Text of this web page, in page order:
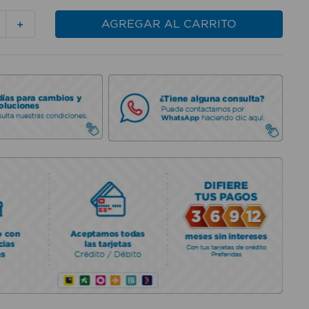
＋ AGREGAR AL CARRITO